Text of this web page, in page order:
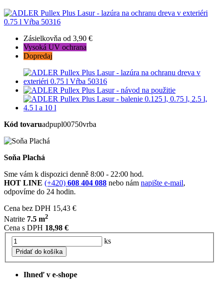
Zásielkovňa od 3,90 €
Vysoká UV ochrana
Dopredaj
Kód tovaruadpupl00750vrba
Soňa Plachá
Sme vám k dispozici denně 8:00 - 22:00 hod.
HOT LINE (+420) 608 404 088 nebo nám napište e-mail,
odpovíme do 24 hodin.
Cena bez DPH 15,43 €
Natrite 7.5 m2
Cena s DPH 18,98 €
ks
Pridať do košíka
Ihneď v e-shope